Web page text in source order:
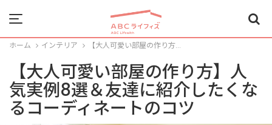
Menu
ホーム インテリア 【大人可愛い部屋の作り方...
【大人可愛い部屋の作り方】人
気実例8選＆友達に紹介したくな
るコーディネートのコツ